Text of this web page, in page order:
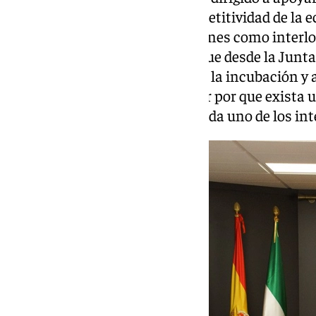
emergentes y favorecer la competitividad de la
contar con estas administraciones como
acciones, ayudas e incentivos que desde la
la cultura emprendedora o para la incubación
Asimismo, se encargará de velar por que
actuaciones proyectadas por cada uno de los